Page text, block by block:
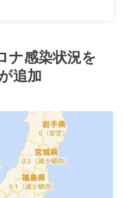
ナ感染状況を
追加